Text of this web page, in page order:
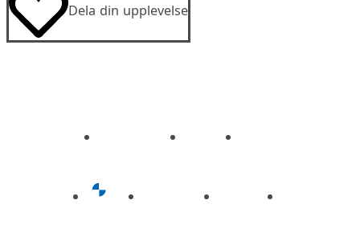
Dela din upplevelse